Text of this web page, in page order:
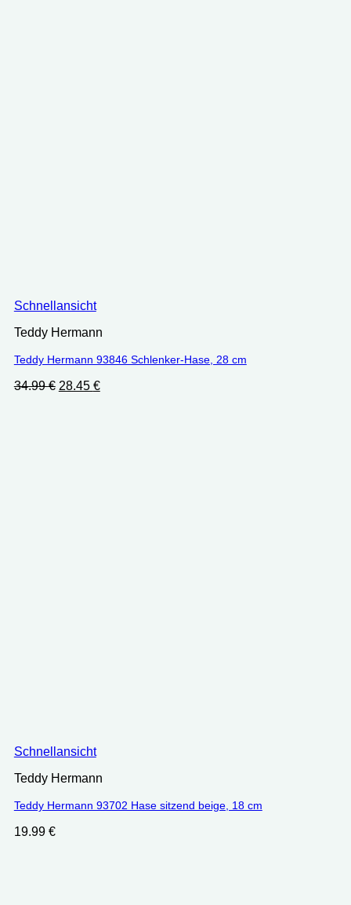
Schnellansicht
Teddy Hermann
Teddy Hermann 93846 Schlenker-Hase, 28 cm
34.99€ Ursprünglicher
28.45 €Aktueller
Schnellansicht
Teddy Hermann
Teddy Hermann 93702 Hase sitzend beige, 18 cm
19.99 €